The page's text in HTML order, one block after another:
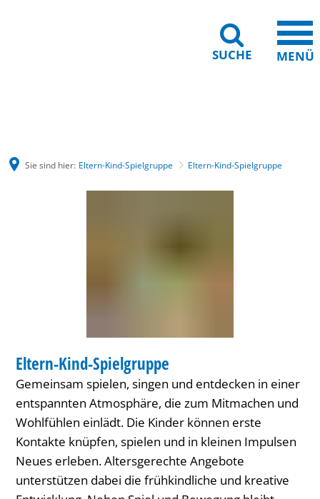
SUCHE MENÜ
Sie sind hier: Eltern-Kind-Spielgruppe Eltern-Kind-Spielgruppe
KATEGORIE: HAUS INTERNATIONAL
Eltern-Kind-Spielgruppe
Gemeinsam spielen, singen und entdecken in einer
entspannten Atmosphäre, die zum Mitmachen und
Wohlfühlen einlädt. Die Kinder können erste
Kontakte knüpfen, spielen und in kleinen Impulsen
Neues erleben. Altersgerechte Angebote
unterstützen dabei die frühkindliche und kreative